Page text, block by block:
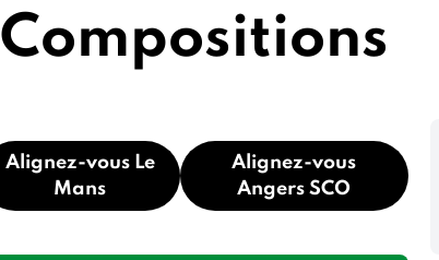
Compositions
Alignez-vous Le
Mans
Alignez-vous
Angers SCO